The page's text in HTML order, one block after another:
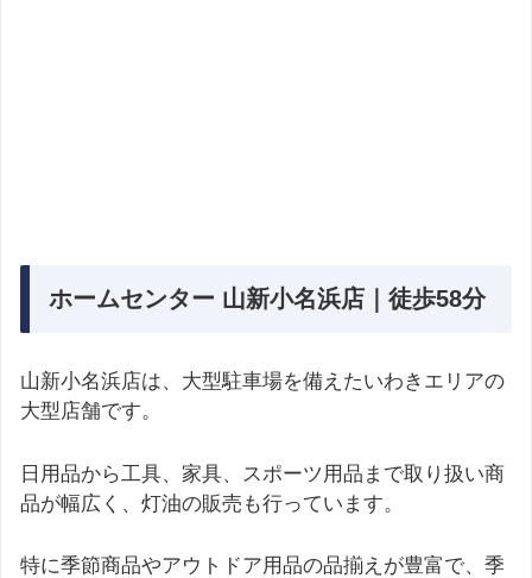
ホームセンター 山新小名浜店｜徒歩58分
山新小名浜店は、大型駐車場を備えたいわきエリアの
大型店舗です。
日用品から工具、家具、スポーツ用品まで取り扱い商
品が幅広く、灯油の販売も行っています。
特に季節商品やアウトドア用品の品揃えが豊富で、季